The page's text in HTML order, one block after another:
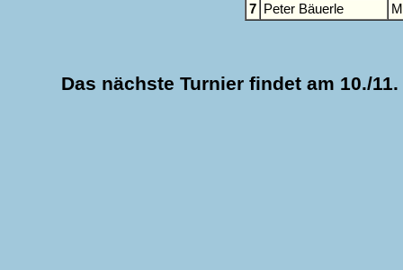
7
Peter Bäuerle
Das nächste Turnier findet am 10./